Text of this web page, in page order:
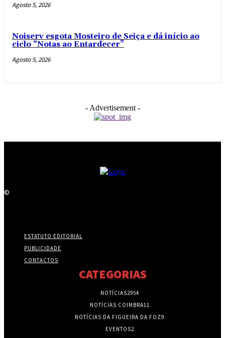
Agosto 5, 2026
Noiserv esgota Mosteiro de Seiça e dá início ao
ciclo “Notas ao Entardecer”
Agosto 5, 2026
- Advertisement -
©
ESTATUTO EDITORIAL
PUBLICIDADE
CONTACTOS
CATEGORIAS
NOTÍCIAS2954
NOTÍCIAS COIMBRA11
NOTÍCIAS DA FIGUEIRA DA FOZ9
EVENTOS2